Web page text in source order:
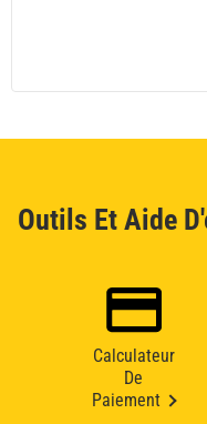
Outils Et Aide
Calculateur
De
Paiement